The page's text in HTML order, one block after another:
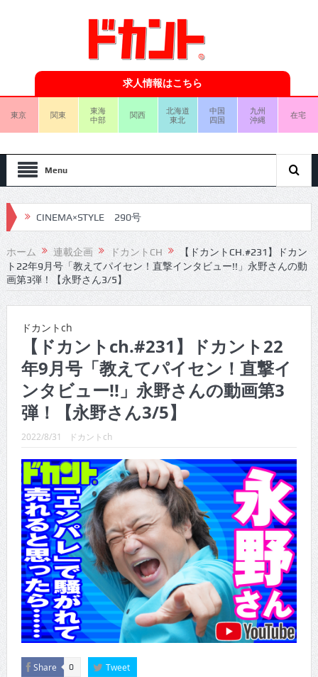
求人情報はこちら
東京 関東
東海
中部
関西
北海道
東北
中国
四国
九州
沖縄
在宅
Menu
CINEMA×STYLE 290号
CINEMA×STYLE 289号
CINEMA×STYLE 288号
CINEMA×STYLE 287号
CINEMA×STYLE 286号
CINEMA×STYLE 285号
CINEMA×STYLE 294号
CINEMA×STYLE 293号
CINEMA×STYLE 292号
CINEMA×STYLE 291号
ホーム 連載企画 ドカントCH
【ドカントCH.#231】ドカン
ト22年9月号「教えてパイセン！直撃インタビュー!!」永野さんの動
画第3弾！【永野さん3/5】
ドカントch
【ドカントch.#231】ドカント22
年9月号「教えてパイセン！直撃イ
ンタビュー!!」永野さんの動画第3
弾！【永野さん3/5】
2022/8/31 ドカントch
Share 0 Tweet